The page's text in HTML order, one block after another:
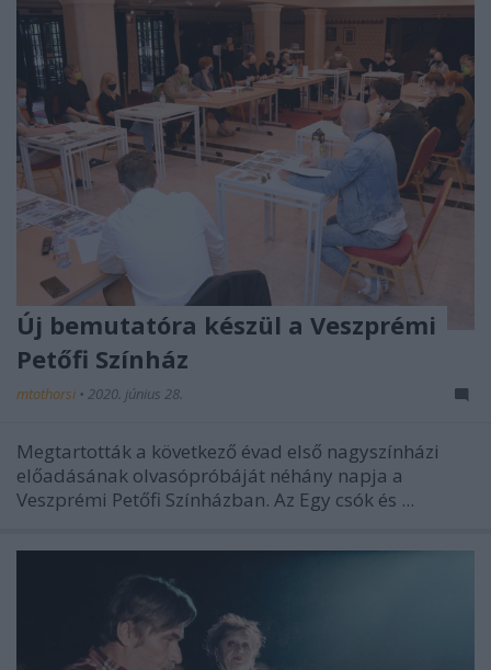
Új bemutatóra készül a Veszprémi
Petőfi Színház
mtothorsi • 2020. június 28.
Megtartották a következő évad első nagyszínházi
előadásának olvasópróbáját néhány napja a
Veszprémi Petőfi Színházban. Az Egy csók és ...